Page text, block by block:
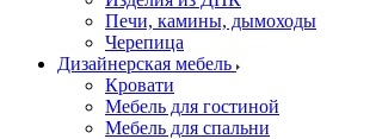
Печи, камины, дымоходы
Черепица
Дизайнерская мебель
Кровати
Мебель для гостиной
Мебель для спальни